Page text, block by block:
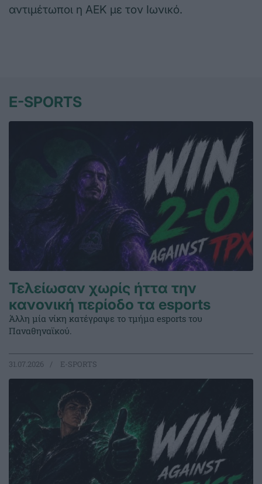
αντιμέτωποι η ΑΕΚ με τον Ιωνικό.
E-SPORTS
Τελείωσαν χωρίς ήττα την
κανονική περίοδο τα esports
Άλλη μία νίκη κατέγραψε το τμήμα esports του
Παναθηναϊκού.
31.07.2026 E-SPORTS